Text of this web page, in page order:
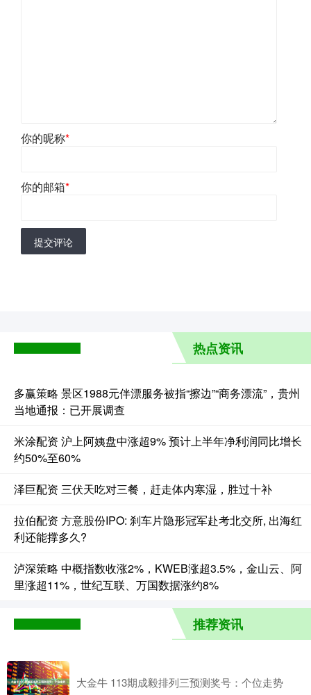
你的昵称*
你的邮箱*
提交评论
热点资讯
多赢策略 景区1988元伴漂服务被指“擦边”“商务漂流”，贵州
当地通报：已开展调查
米涂配资 沪上阿姨盘中涨超9% 预计上半年净利润同比增长
约50%至60%
泽巨配资 三伏天吃对三餐，赶走体内寒湿，胜过十补
拉伯配资 方意股份IPO: 刹车片隐形冠军赴考北交所, 出海红
利还能撑多久?
泸深策略 中概指数收涨2%，KWEB涨超3.5%，金山云、阿
里涨超11%，世纪互联、万国数据涨约8%
推荐资讯
大金牛 113期成毅排列三预测奖号：个位走势